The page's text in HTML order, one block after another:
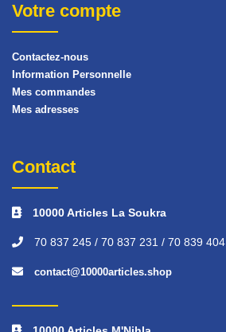
Votre compte
Contactez-nous
Information Personnelle
Mes commandes
Mes adresses
Contact
10000 Articles La Soukra
70 837 245 / 70 837 231 / 70 839 404
contact@10000articles.shop